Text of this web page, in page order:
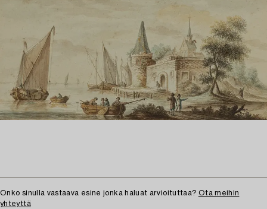
Onko sinulla vastaava esine jonka haluat arvioituttaa? Ota meihin
yhteyttä